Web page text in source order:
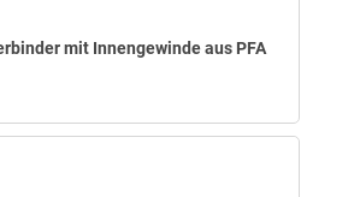
mit Innengewinde aus PFA